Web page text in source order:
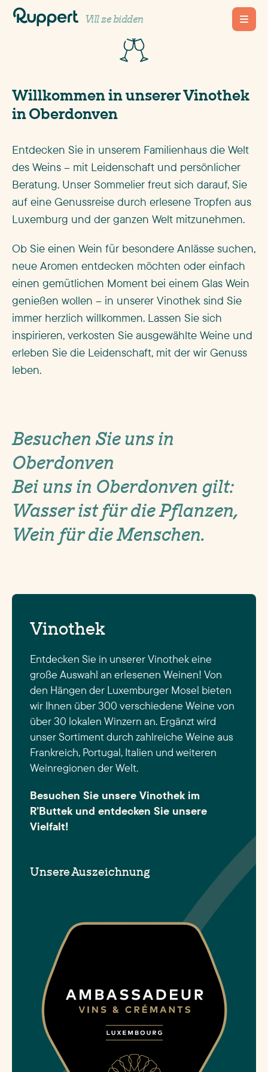
Vill ze bidden
Willkommen in unserer Vinothek
in Oberdonven
Entdecken Sie in unserem Familienhaus die Welt
des Weins – mit Leidenschaft und persönlicher
Beratung. Unser Sommelier freut sich darauf, Sie
auf eine Genussreise durch erlesene Tropfen aus
Luxemburg und der ganzen Welt mitzunehmen.
Ob Sie einen Wein für besondere Anlässe suchen,
neue Aromen entdecken möchten oder einfach
einen gemütlichen Moment bei einem Glas Wein
genießen wollen – in unserer Vinothek sind Sie
immer herzlich willkommen. Lassen Sie sich
inspirieren, verkosten Sie ausgewählte Weine und
erleben Sie die Leidenschaft, mit der wir Genuss
leben.
Besuchen Sie uns in
Oberdonven
Bei uns in Oberdonven gilt:
Wasser ist für die Pflanzen,
Wein für die Menschen.
Vinothek
Entdecken Sie in unserer Vinothek eine
große Auswahl an erlesenen Weinen! Von
den Hängen der Luxemburger Mosel bieten
wir Ihnen über 300 verschiedene Weine von
über 30 lokalen Winzern an. Ergänzt wird
unser Sortiment durch zahlreiche Weine aus
Frankreich, Portugal, Italien und weiteren
Weinregionen der Welt.
Besuchen Sie unsere Vinothek im
R’Buttek und entdecken Sie unsere
Vielfalt!
Unsere Auszeichnung